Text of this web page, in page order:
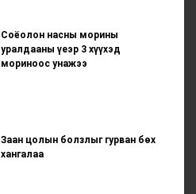
Соёолон насны морины
уралдааны үеэр 3 хүүхэд
мориноос унажээ
Заан цолын болзлыг гурван бөх
хангалаа